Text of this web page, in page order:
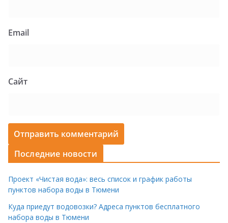
Email
Сайт
Последние новости
Проект «Чистая вода»: весь список и график работы
пунктов набора воды в Тюмени
Куда приедут водовозки? Адреса пунктов бесплатного
набора воды в Тюмени